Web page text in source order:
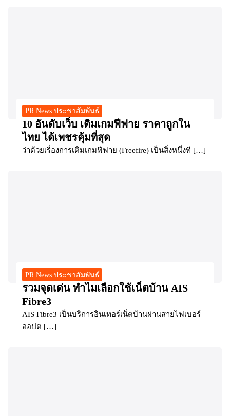
PR News ประชาสัมพันธ์
10 อันดับเว็บ เติมเกมฟีฟาย ราคาถูกใน
ไทย ได้เพชรคุ้มที่สุด
ว่าด้วยเรื่องการเติมเกมฟีฟาย (Freefire) เป็นสิ่งหนึ่งที […]
PR News ประชาสัมพันธ์
รวมจุดเด่น ทำไมเลือกใช้เน็ตบ้าน AIS
Fibre3
AIS Fibre3 เป็นบริการอินเทอร์เน็ตบ้านผ่านสายไฟเบอร์
ออปต […]